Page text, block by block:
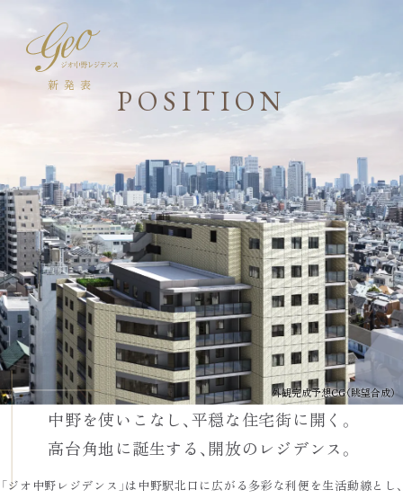
新発表 POSITION
外観完成予想CG（眺望合成）
中野を使いこなし、平穏な住宅街に開く。
高台角地に誕生する、開放のレジデンス。
「ジオ中野レジデンス」は中野駅北口に広がる 多彩な利便を生活動線とし、